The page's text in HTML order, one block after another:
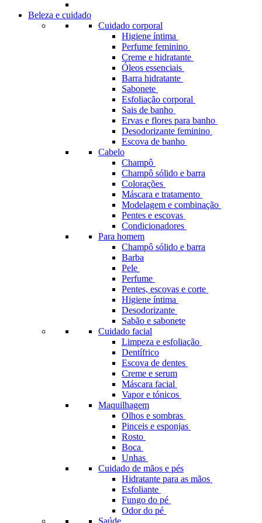
Beleza e cuidado
Cuidado corporal
Higiene íntima
Perfume feminino
Creme e hidratante
Óleos essenciais
Barra hidratante
Sabonete
Esfoliação corporal
Sais de banho
Ervas e flores para banho
Desodorizante feminino
Escova de banho
Cabelo
Champô
Champô sólido e barra
Colorações
Máscara e tratamento
Modelagem e combinação
Pentes e escovas
Condicionadores
Para homem
Champô sólido e barra
Barba
Pele
Perfume
Pentes, escovas e corte
Higiene íntima
Desodorizante
Sabão e sabonete
Cuidado facial
Limpeza e esfoliação
Dentífrico
Escova de dentes
Creme e serum
Máscara facial
Vapor e tónicos
Maquilhagem
Olhos e sombras
Pinceis e esponjas
Rosto
Boca
Unhas
Cuidado de mãos e pés
Hidratante para as mãos
Esfoliante
Fungo do pé
Odor do pé